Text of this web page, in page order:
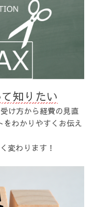
知りたい
け方から経費の見直
をわかりやすくお伝え
変わります！